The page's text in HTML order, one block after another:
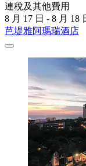
連稅及其他費用
8 月 17 日 - 8 月 18
芭堤雅阿瑪瑞酒店